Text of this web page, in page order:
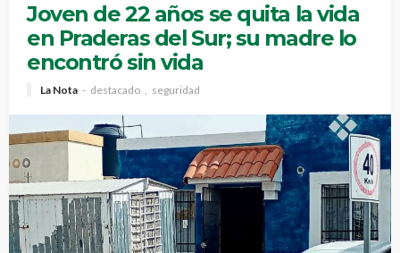
Joven de 22 años se quita la vida
en Praderas del Sur; su madre lo
encontró sin vida
La Nota destacado seguridad